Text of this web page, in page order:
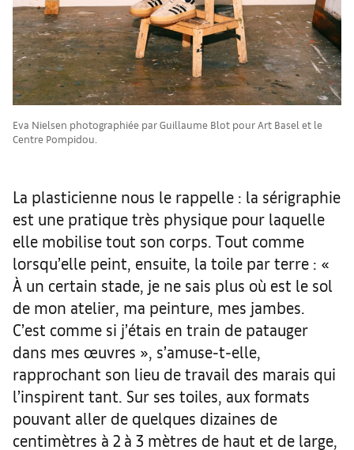
Eva Nielsen photographiée par Guillaume Blot pour Art Basel et le
Centre Pompidou.
La plasticienne nous le rappelle : la sérigraphie
est une pratique très physique pour laquelle
elle mobilise tout son corps. Tout comme
lorsqu’elle peint, ensuite, la toile par terre : «
À un certain stade, je ne sais plus où est le sol
de mon atelier, ma peinture, mes jambes.
C’est comme si j’étais en train de patauger
dans mes œuvres », s’amuse-t-elle,
rapprochant son lieu de travail des marais qui
l’inspirent tant. Sur ses toiles, aux formats
pouvant aller de quelques dizaines de
centimètres à 2 à 3 mètres de haut et de large,